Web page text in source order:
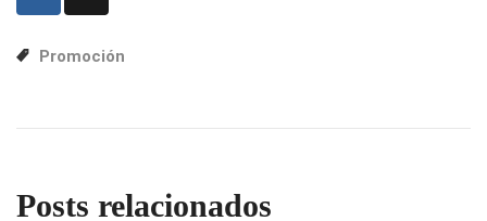
Promoción
Posts relacionados